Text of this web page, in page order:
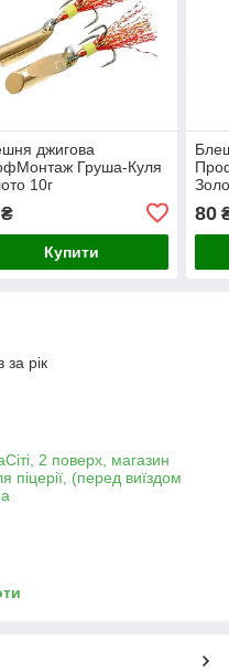
джигова
Груша-Куля
10г
Купити
80
за рік
2 поверх, магазин
піцерії, (перед виїздом